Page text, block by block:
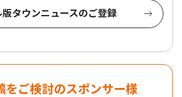
版タウンニュースのご登録
をご検討のスポンサー様